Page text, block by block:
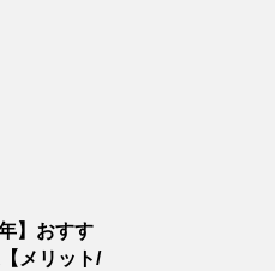
】おすす
メリット/